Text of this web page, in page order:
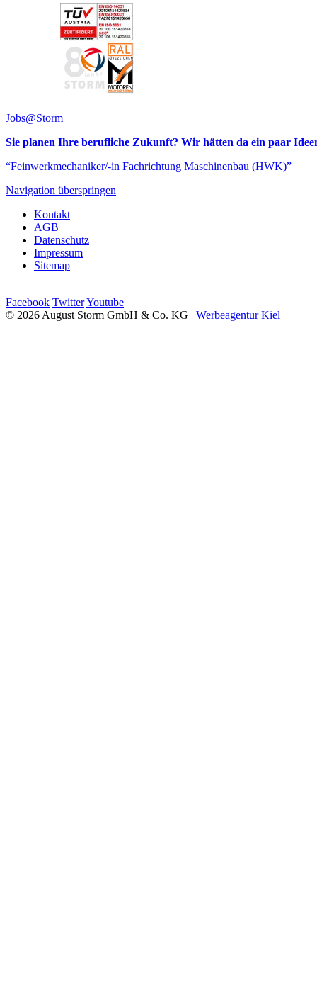
Jobs@Storm
Sie planen Ihre berufliche Zukunft? Wir hätten da ein paar
“Feinwerkmechaniker/-in Fachrichtung Maschinenbau (HWK)”
Navigation überspringen
Kontakt
AGB
Datenschutz
Impressum
Sitemap
Facebook TwitterYoutube
© 2026 August Storm GmbH & Co. KG | Werbeagentur Kiel